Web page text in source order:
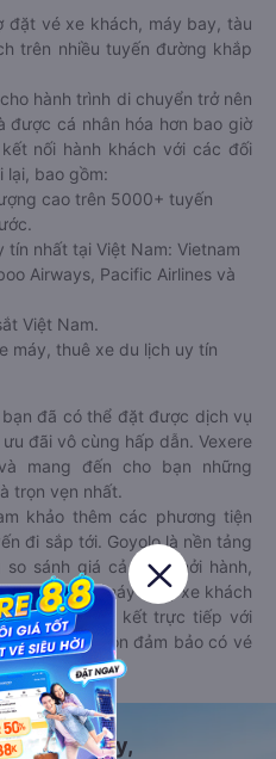
đặt vé xe khách, máy bay, tàu
trên nhiều tuyến đường khắp
hành trình di chuyển trở nên
được cá nhân hóa hơn bao giờ
nối hành khách với các đối
bao gồm:
cao trên 5000+ tuyến
tín nhất tại Việt Nam: Vietnam
Airways, Pacific Airlines và
Việt Nam.
máy, thuê xe du lịch uy tín
đã có thể đặt được dịch vụ
đãi vô cùng hấp dẫn. Vexere
mang đến cho bạn những
trọn vẹn nhất.
khảo thêm các phương tiện
đi sắp tới. Goyolo là nền tảng
sánh giá cả, giờ khởi hành,
tiện máy bay, xe khách
được liên kết trực tiếp với
tàu hoả, luôn đảm bảo có vé
Máy bay,